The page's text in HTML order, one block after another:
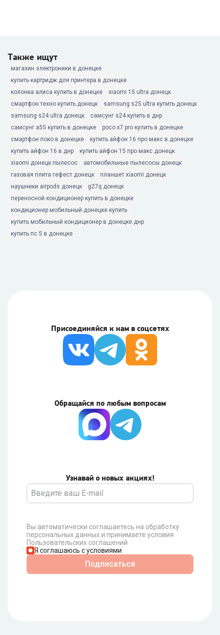
Также ищут
магазин электроники в донецке
купить картридж для принтера в донецке
колонка алиса купить в донецке
xiaomi 15 ultra донецк
смартфон техно купить донецк
samsung s25 ultra купить донецк
samsung s24 ultra донецк
самсунг s24 купить в днр
самсунг а55 купить в донецке
poco x7 pro купить в донецке
смартфон поко в донецке
купить айфон 16 про макс в донецке
купить айфон 16 в днр
купить айфон 15 про макс донецк
xiaomi донецк пылесос
автомобильные пылесосы донецк
газовая плита гефест донецк
планшет xiaomi донецк
наушники airpods донецк
g27q донецк
переносной кондиционер купить в донецке
кондиционер мобильный донецке купить
купить мобильный кондиционер в донецке днр
купить пс 5 в донецке
Присоединяйся к нам в соцсетях
Узнавай о новых акциях!
Вы автоматически соглашаетесь на обработку
персональных данных и принимаете условия
Пользовательских соглашений
Я соглашаюсь с условиями
Подписаться
Обращайся по любым вопросам